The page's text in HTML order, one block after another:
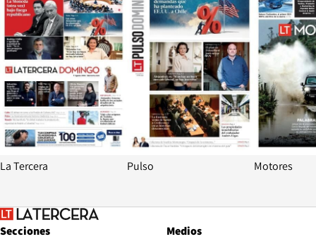
La Tercera Pulso Motores
Secciones
Medios